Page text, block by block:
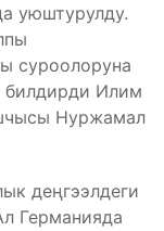
уюштурулду.
суроолоруна
билдирди Илим
Нуржамал
деңгээлдеги
Германияда